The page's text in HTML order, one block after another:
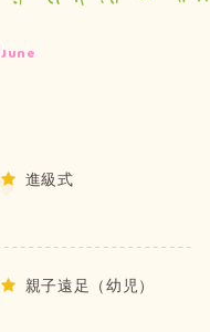
June
進級式
親子遠足（幼児）